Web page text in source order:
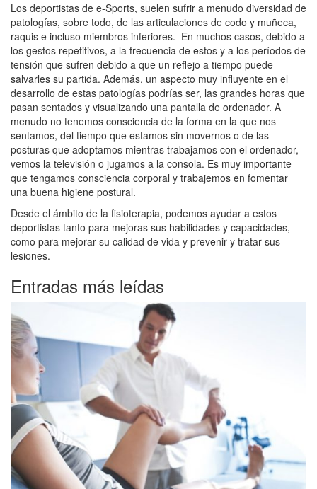
Los deportistas de e-Sports, suelen sufrir a menudo diversidad de
patologías, sobre todo, de las articulaciones de codo y muñeca,
raquis e incluso miembros inferiores. En muchos casos, debido a
los gestos repetitivos, a la frecuencia de estos y a los períodos de
tensión que sufren debido a que un reflejo a tiempo puede
salvarles su partida. Además, un aspecto muy influyente en el
desarrollo de estas patologías podrías ser, las grandes horas que
pasan sentados y visualizando una pantalla de ordenador. A
menudo no tenemos consciencia de la forma en la que nos
sentamos, del tiempo que estamos sin movernos o de las
posturas que adoptamos mientras trabajamos con el ordenador,
vemos la televisión o jugamos a la consola. Es muy importante
que tengamos consciencia corporal y trabajemos en fomentar
una buena higiene postural.
Desde el ámbito de la fisioterapia, podemos ayudar a estos
deportistas tanto para mejoras sus habilidades y capacidades,
como para mejorar su calidad de vida y prevenir y tratar sus
lesiones.
Entradas más leídas